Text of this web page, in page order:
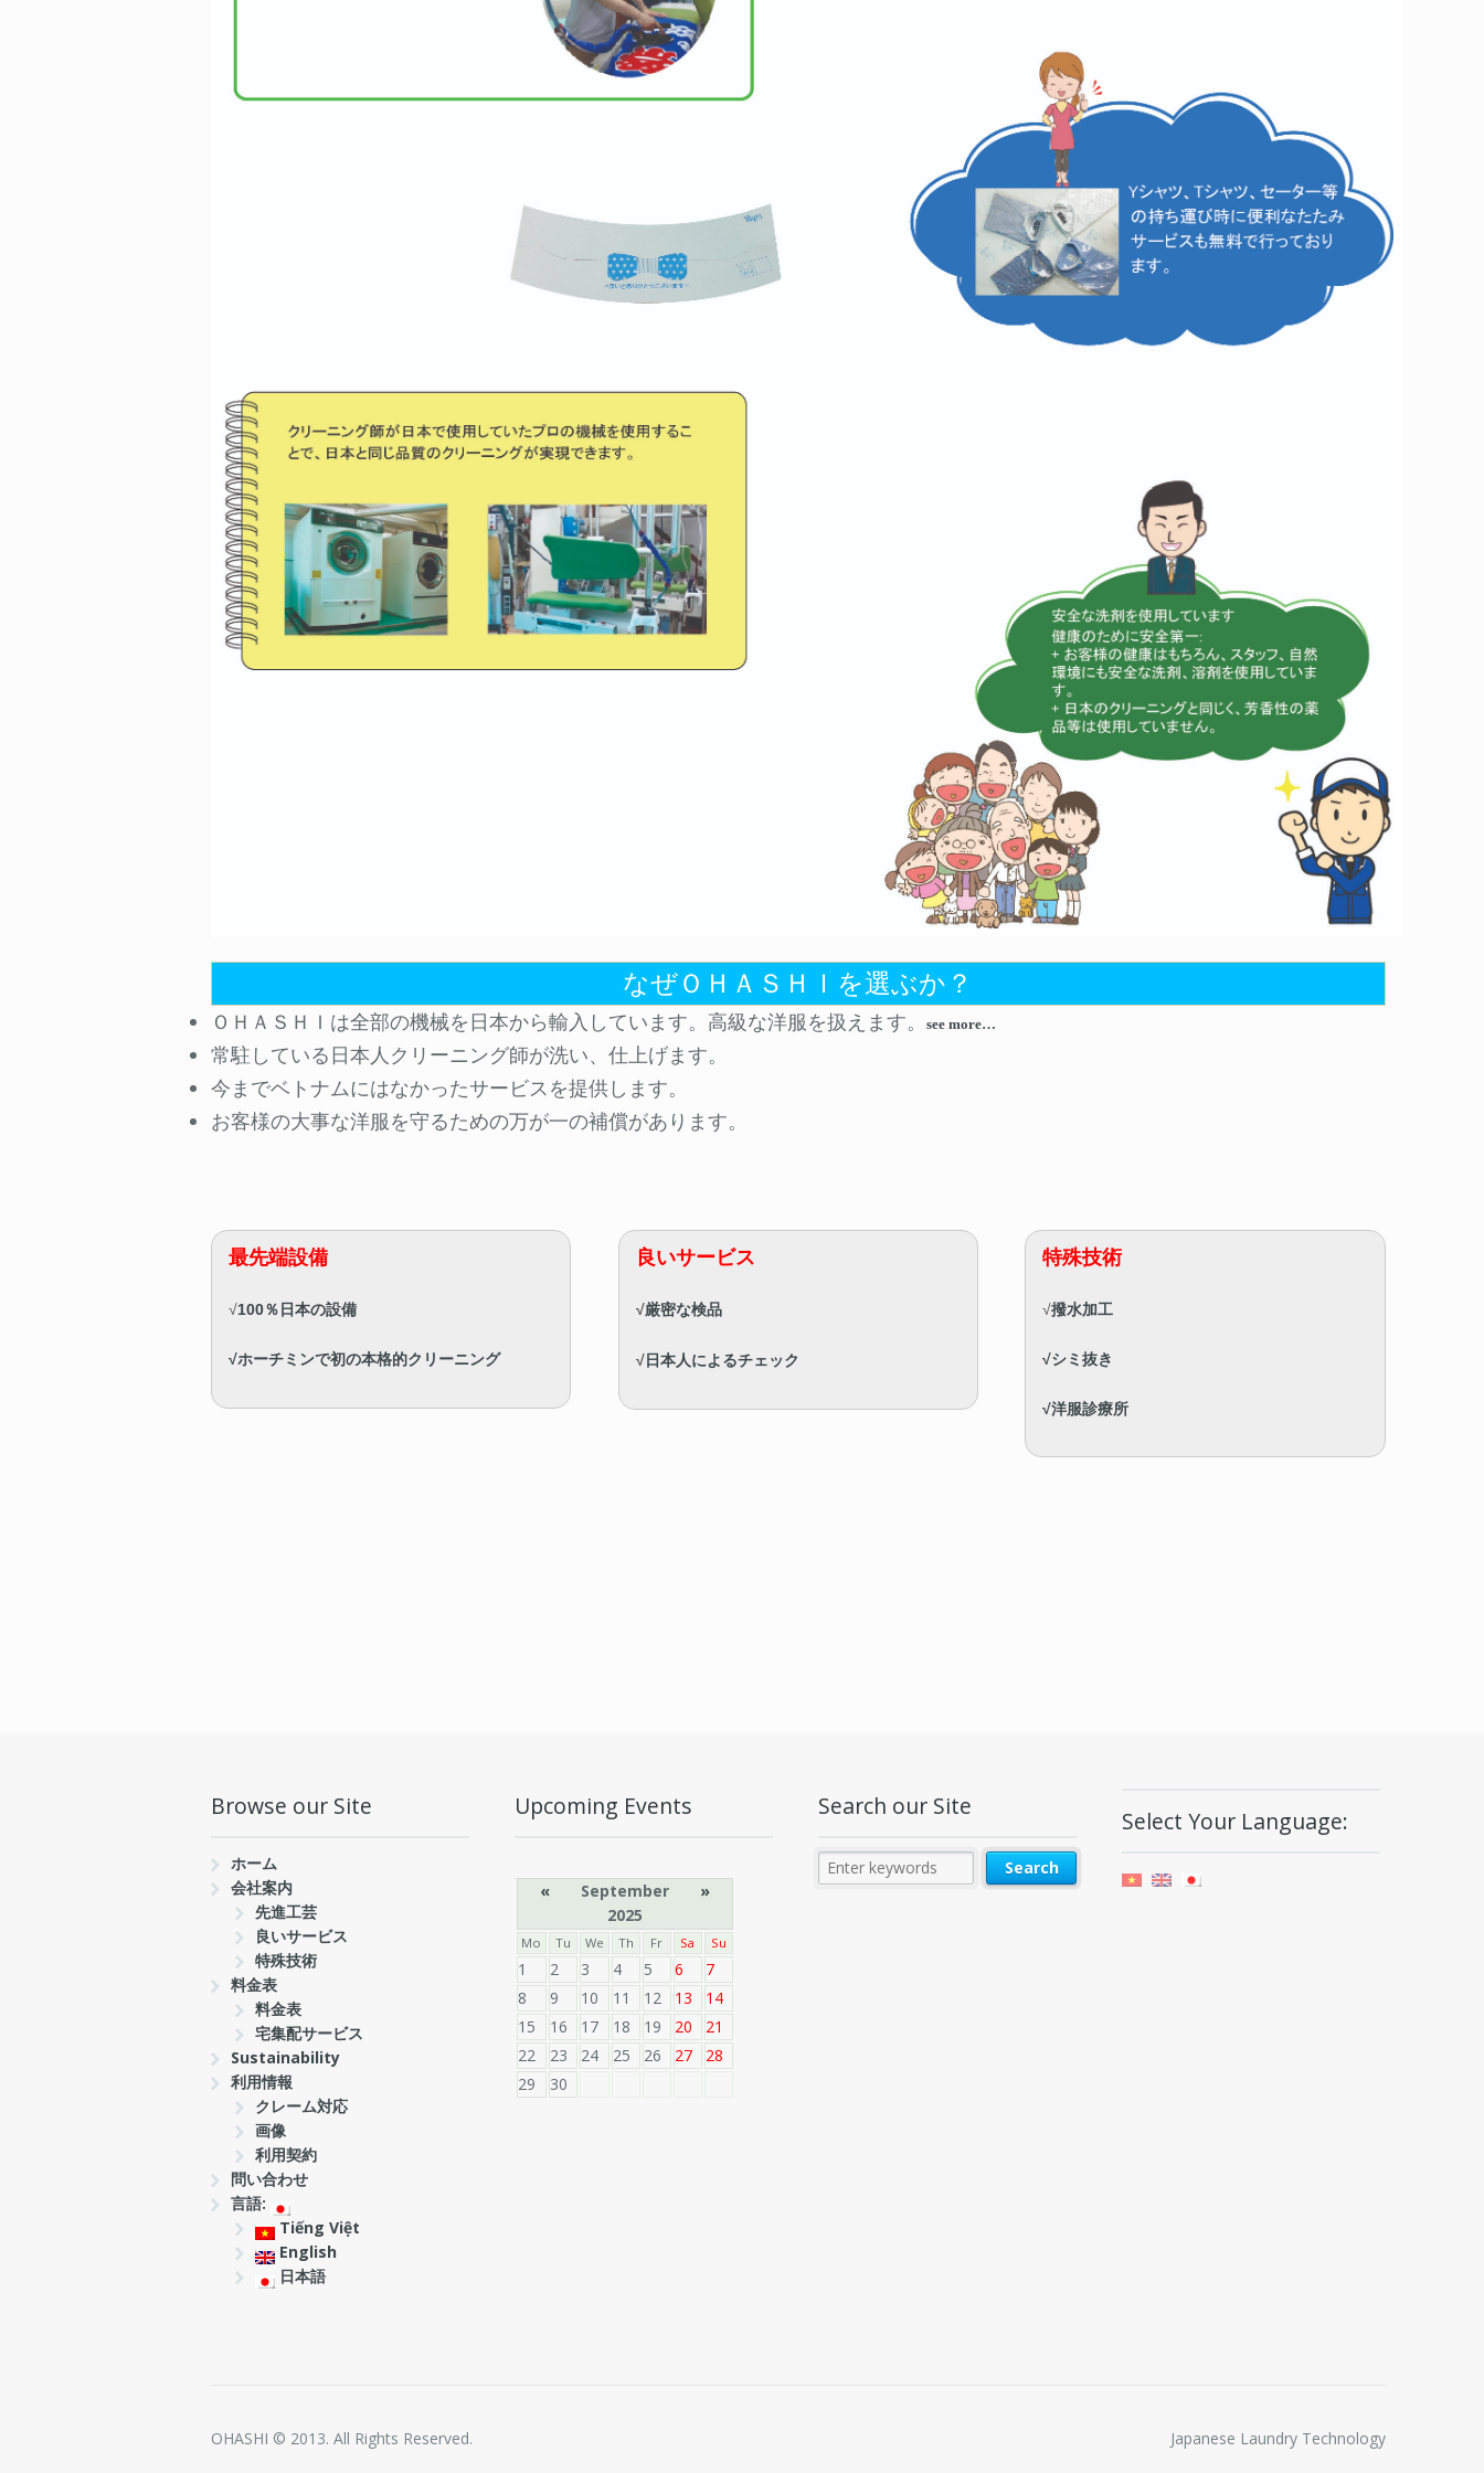
なぜＯＨＡＳＨＩを選ぶか？
ＯＨＡＳＨＩは全部の機械を日本から輸入しています。高級な洋服を扱えます。 see more…
常駐している日本人クリーニング師が洗い、仕上げます。
今までベトナムにはなかったサービスを提供します。
お客様の大事な洋服を守るための万が一の補償があります。
最先端設備
√100％日本の設備
√ホーチミンで初の本格的クリーニング
良いサービス
√厳密な検品
√日本人によるチェック
特殊技術
√撥水加工
√シミ抜き
√洋服診療所
Browse our Site
ホーム
会社案内
先進工芸
良いサービス
特殊技術
料金表
料金表
宅集配サービス
Sustainability
利用情報
クレーム対応
画像
利用契約
問い合わせ
言語:
Tiếng Việt
English
日本語
Upcoming Events
«
September
2025
»
Mo Tu We Th Fr Sa Su
1 2 3 4 5 6
7
8
9 10 11 12 13
14
15
16 17 18 19 20
21
22
23 24 25 26 27
28
29
30
Search our Site
Select Your Language:
OHASHI © 2013. All Rights Reserved. Japanese Laundry Technology